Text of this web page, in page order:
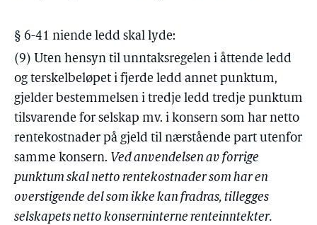
§ 6-41 niende ledd skal lyde:
(9) Uten hensyn til unntaksregelen i åttende ledd
og terskelbeløpet i fjerde ledd annet punktum,
gjelder bestemmelsen i tredje ledd tredje punktum
tilsvarende for selskap mv. i konsern som har netto
rentekostnader på gjeld til nærstående part utenfor
samme konsern. Ved anvendelsen av forrige
punktum skal netto rentekostnader som har en
overstigende del som ikke kan fradras, tillegges
selskapets netto konserninterne renteinntekter.